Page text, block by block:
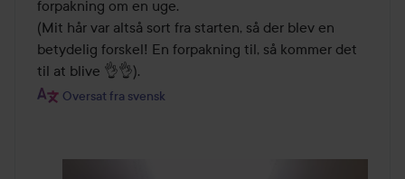
forpakning om en uge.
(Mit hår var altså sort fra starten, så der blev en
betydelig forskel! En forpakning til, så kommer det
til at blive 👌👌).
Oversat fra svensk